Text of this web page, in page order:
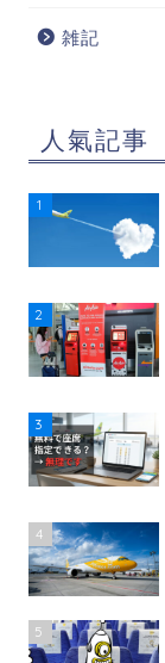
雑記
人氣記事
1
2
3
4
5